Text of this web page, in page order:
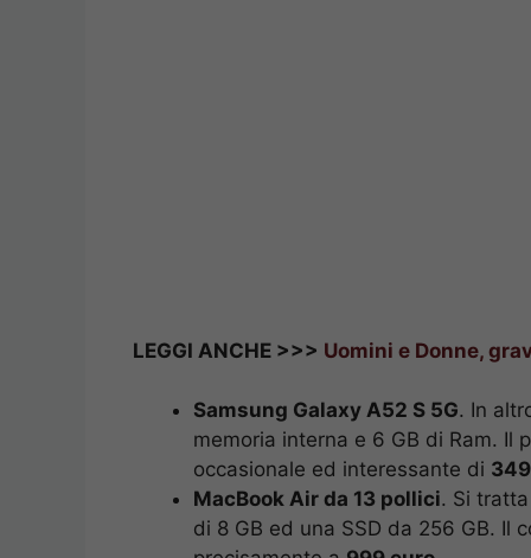
LEGGI ANCHE >>> Uomini e Donne,
Samsung Galaxy A52 S 5G. In
memoria interna e 6 GB di Ram. Il
occasionale ed interessante di
MacBook Air da 13 pollici. Si
di 8 GB ed una SSD da 256 GB. Il